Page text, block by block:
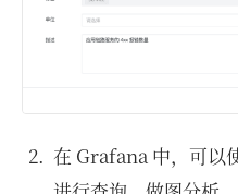
在 Grafana 中，可以